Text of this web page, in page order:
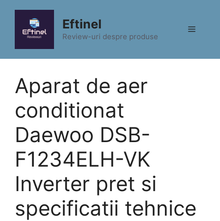
conținut
Eftinel
Review-uri despre produse
Meniu
Aparat de aer
conditionat
Daewoo DSB-
F1234ELH-VK
Inverter pret si
specificatii tehnice